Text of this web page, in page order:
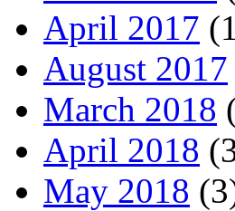
April 2017
August 2017
March 2018
April 2018
May 2018